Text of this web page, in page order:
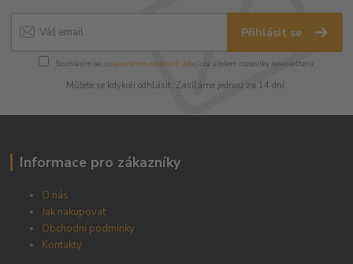
Přihlásit se
Souhlasím se zpracováním osobních údajůza účelem rozesílky newsletteru.
Můžete se kdykoli odhlásit. Zasíláme jednou za 14 dní.
Informace pro zákazníky
O nás
Jak nakupovat
Obchodní podmínky
Kontakty